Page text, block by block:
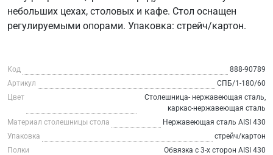
небольших цехах, столовых и кафе. Стол оснащен
регулируемыми опорами. Упаковка: стрейч/картон.
Код
888-90789
Артикул
СПБ/1-180/60
Цвет
Столешница- нержавеющая сталь,
каркас-нержавеющая сталь
Материал столешницы стола
Нержавеющая сталь AISI 430
Упаковка
стрейч/картон
Полки
Обвязка с 3-х сторон AISI 430